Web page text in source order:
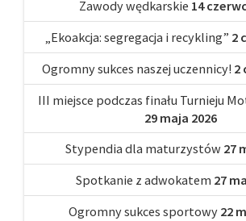
Zawody wędkarskie 14
„Ekoakcja: segregacja i recykling” 2
Ogromny sukces naszej uczennicy! 2
III miejsce podczas finału Turnieju
29 maja 2026
Stypendia dla maturzystów 27
Spotkanie z adwokatem 27
Ogromny sukces sportowy 22